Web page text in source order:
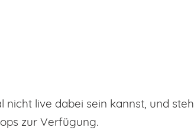
nicht live dabei sein kannst, und
zur Verfügung.